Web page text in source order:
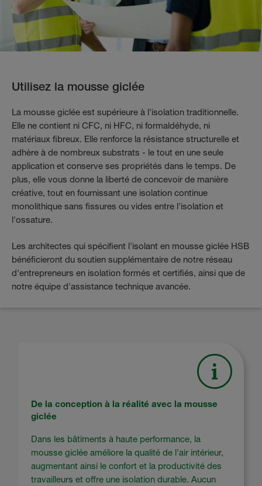
Utilisez la mousse giclée
La mousse giclée est supérieure à l'isolation traditionnelle.
Elle ne contient ni CFC, ni HFC, ni formaldéhyde, ni
matériaux fibreux. Elle renforce la résistance structurelle et
adhère à de nombreux substrats - le tout en une seule
application et conserve ses propriétés dans le temps. De
plus, elle vous donne la liberté de concevoir de manière
créative, tout en fournissant une isolation continue
monolithique sans fissures ou vides entre l'isolation et
l'ossature.
Les architectes qui spécifient l'isolant en mousse giclée HSB
bénéficieront du soutien supplémentaire de notre réseau
d'entrepreneurs en isolation formés et certifiés, ainsi que de
notre équipe d'assistance technique avancée.
De la conception à la réalité avec la mousse
giclée
Dans les bâtiments à haute performance, la
mousse giclée améliore la qualité de l'air intérieur,
augmentant ainsi le confort et la productivité des
travailleurs et offre une isolation durable. Aucun